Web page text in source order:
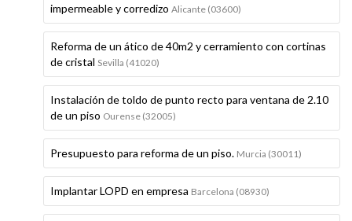
impermeable y corredizo Alicante (03600)
Reforma de un ático de 40m2 y cerramiento con cortinas
de cristal Sevilla (41020)
Instalación de toldo de punto recto para ventana de 2.10
de un piso Ourense (32005)
Presupuesto para reforma de un piso. Murcia (30011)
Implantar LOPD en empresa Barcelona (08930)